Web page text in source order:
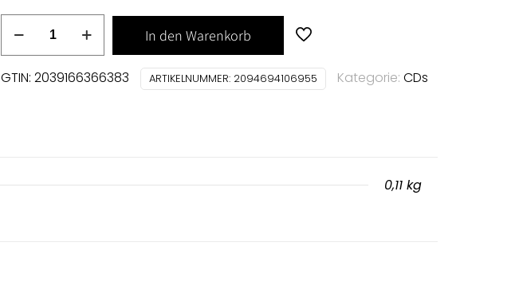
Dacabre
In den Warenkorb
GTIN: 2039166366383 ARTIKELNUMMER: 2094694106955 Kategorie: CDs
0,11 kg